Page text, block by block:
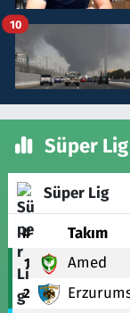
10
Süper
Süper Lig
# Takım
1 Amed
2